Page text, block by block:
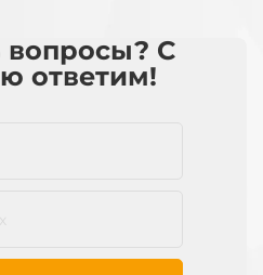
вопросы? С
ответим!